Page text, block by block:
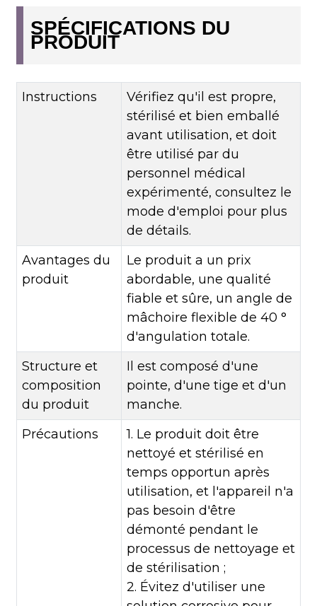
SPÉCIFICATIONS DU
PRODUIT
Instructions
Vérifiez qu'il est propre,
stérilisé et bien emballé
avant utilisation, et doit
être utilisé par du
personnel médical
expérimenté, consultez le
mode d'emploi pour plus
de détails.
Avantages du
produit
Le produit a un prix
abordable, une qualité
fiable et sûre, un angle de
mâchoire flexible de 40 °
d'angulation totale.
Structure et
composition
du produit
Il est composé d'une
pointe, d'une tige et d'un
manche.
Précautions
1. Le produit doit être
nettoyé et stérilisé en
temps opportun après
utilisation, et l'appareil n'a
pas besoin d'être
démonté pendant le
processus de nettoyage et
de stérilisation ;
2. Évitez d'utiliser une